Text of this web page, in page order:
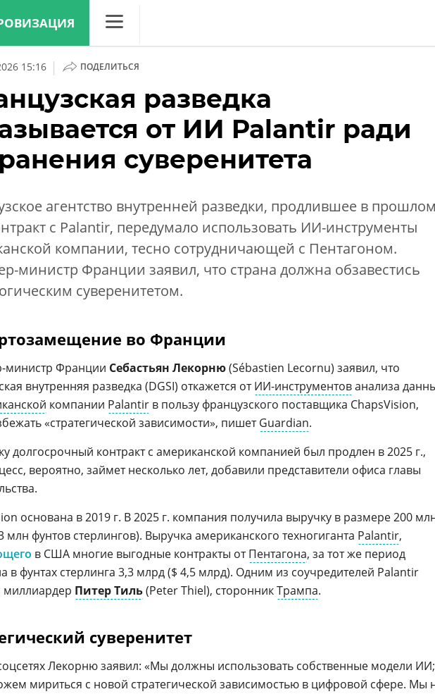
Конференции
Маркет
Техника
15:16 | ПОДЕЛИТЬСЯ
разведка
от ИИ Palantir ради
суверенитета
агентство внутренней разведки, продлившее в
с Palantir, передумало использовать ИИ-инструменты
компании, тесно сотрудничающей с Пентагоном.
министр Франции заявил, что страна должна обзавестись
суверенитетом.
во Франции
министр Франции Себастьян Лекорню(Sébastien Lecornu) заявил, что
внутренняя разведка (DGSI) откажется отИИ-инструментованализа
компании Palantir в пользу французского поставщика ChapsVision,
«стратегической зависимости», пишетGuardian.
долгосрочный контракт с американской компанией был продлен в 2025 г.,
вероятно, займет несколько лет, добавили представители офиса главы
основана в 2019 г. В 2025 г. компания получила выручку в размере 200
млн фунтов стерлингов). Выручка американского техногиганта Palantir,
в США многие выгодные контракты отПентагона, за тот же период
в фунтах стерлинга 3,3 млрд ($ 4,5 млрд). Одним из соучредителей Palantir
миллиардер Питер Тиль(Peter Thiel), сторонникТрампа.
суверенитет
Лекорню заявил: «Мы должны использовать собственные модели ИИ;
мириться с новой стратегической зависимостью в цифровой сфере. Мы